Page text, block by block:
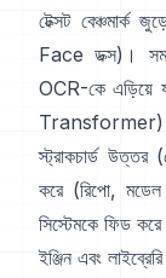
টেক্সট
Face ডক্স)।
OCR-কে এড়িয়ে
Transformer)
স্ট্রাকচার্ড
করে (রিপো, মডেল
সিস্টেমকে ফিড
ইঞ্জিন এবং লাইব্রেরি